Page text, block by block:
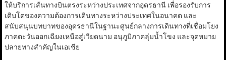
ให้บริการเส้นทางบินตรงระหว่างประเทศจากอุดรธานี เพื่อรองรับการ
เติบโตของความต้องการเดินทางระหว่างประเทศในอนาคต และ
สนับสนุนบทบาทของอุดรธานีในฐานะศูนย์กลางการเดินทางที่เชื่อมโยง
ภาคตะวันออกเฉียงเหนือสู่เวียดนาม อนุภูมิภาคลุ่มน้ำโขง และจุดหมาย
ปลายทางสำคัญในเอเชีย